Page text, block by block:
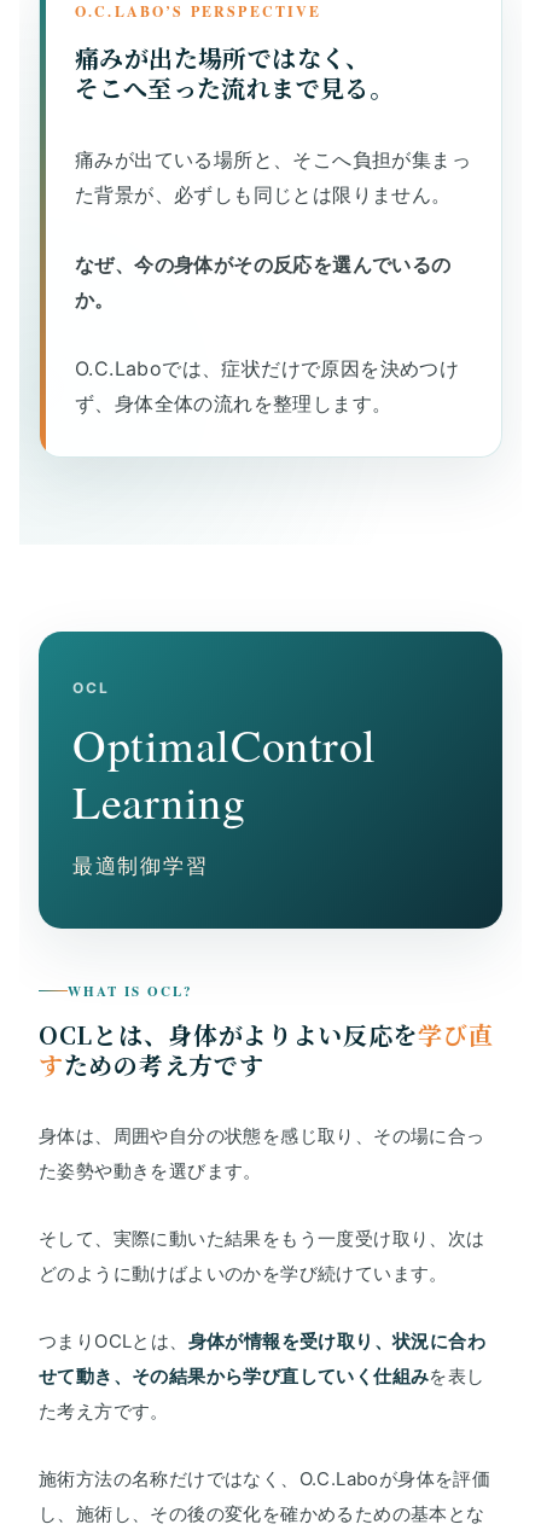
O.C.LABO’S PERSPECTIVE
痛みが出た場所ではなく、
そこへ至った流れまで見る。
痛みが出ている場所と、そこへ負担が集まっ
た背景が、必ずしも同じとは限りません。
なぜ、今の身体がその反応を選んでいるの
か。
O.C.Laboでは、症状だけで原因を決めつけ
ず、身体全体の流れを整理します。
OCL
OptimalControl
Learning
最適制御学習
WHAT IS OCL?
OCLとは、身体がよりよい反応を学び直
すための考え方です
身体は、周囲や自分の状態を感じ取り、その場に合っ
た姿勢や動きを選びます。
そして、実際に動いた結果をもう一度受け取り、次は
どのように動けばよいのかを学び続けています。
つまりOCLとは、 身体が情報を受け取り、状況に合わ
せて動き、その結果から学び直していく仕組みを表し
た考え方です。
施術方法の名称だけではなく、O.C.Laboが身体を評価
し、施術し、その後の変化を確かめるための基本とな